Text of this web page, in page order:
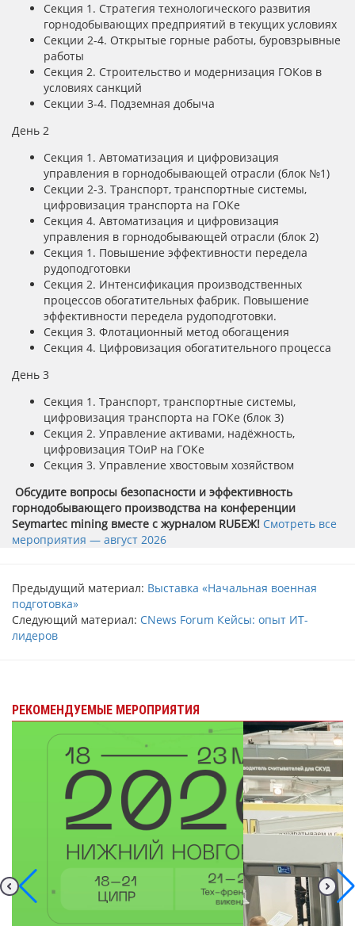
Секция 1. Стратегия технологического развития
горнодобывающих предприятий в текущих условиях
Секции 2-4. Открытые горные работы, буровзрывные
работы
Секция 2. Строительство и модернизация ГОКов в
условиях санкций
Секции 3-4. Подземная добыча
День 2
Секция 1. Автоматизация и цифровизация
управления в горнодобывающей отрасли (блок №1)
Секции 2-3. Транспорт, транспортные системы,
цифровизация транспорта на ГОКе
Секция 4. Автоматизация и цифровизация
управления в горнодобывающей отрасли (блок 2)
Секция 1. Повышение эффективности передела
рудоподготовки
Секция 2. Интенсификация производственных
процессов обогатительных фабрик. Повышение
эффективности передела рудоподготовки.
Секция 3. Флотационный метод обогащения
Секция 4. Цифровизация обогатительного процесса
День 3
Секция 1. Транспорт, транспортные системы,
цифровизация транспорта на ГОКе (блок 3)
Секция 2. Управление активами, надёжность,
цифровизация ТОиР на ГОКе
Секция 3. Управление хвостовым хозяйством
Обсудите вопросы безопасности и эффективность
горнодобывающего производства на конференции
Seymartec mining вместе с журналом RUБЕЖ! Смотреть все
мероприятия — август 2026
Предыдущий материал: Выставка «Начальная военная
подготовка»
Следующий материал: CNews Forum Кейсы: опыт ИТ-
лидеров
РЕКОМЕНДУЕМЫЕ МЕРОПРИЯТИЯ